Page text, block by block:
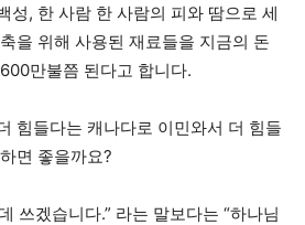
성, 한 사람 한 사람의 피와 땀으로 세
을 위해 사용된 재료들을 지금의 돈
만불쯤 된다고 합니다.
힘들다는 캐나다로 이민와서 더 힘들
면 좋을까요?
쓰겠습니다.” 라는 말보다는 “하나님